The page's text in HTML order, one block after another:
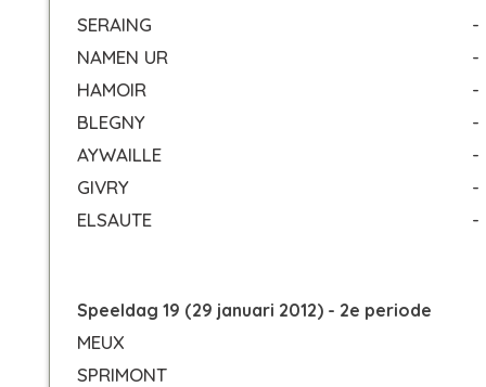
SERAING
-
NAMEN UR
-
HAMOIR
-
BLEGNY
-
AYWAILLE
-
GIVRY
-
ELSAUTE
-
Speeldag 19 (29 januari 2012) - 2e periode
MEUX
SPRIMONT